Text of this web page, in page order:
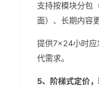
支持按模块分包
面）、长期内容
提供7×24小时应
代需求。
5、阶梯式定价